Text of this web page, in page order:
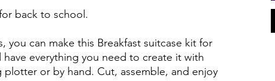
back to school.
you can make this Breakfast suitcase kit for
have everything you need to create it with
or by hand. Cut, assemble, and enjoy